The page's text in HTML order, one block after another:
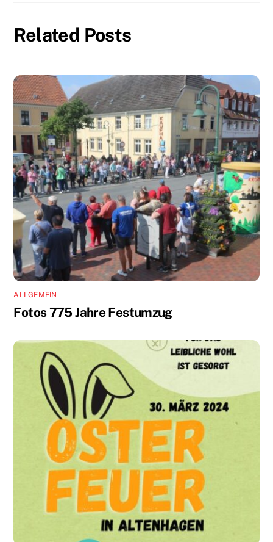
Related Posts
ALLGEMEIN
Fotos 775 Jahre Festumzug